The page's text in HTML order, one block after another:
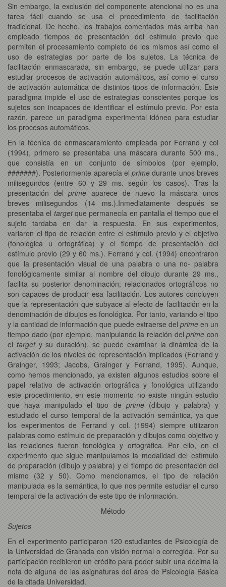
Sin embargo, la exclusión del componente atencional no es una
tarea fácil cuando se usa el procedimiento de facilitación
tradicional. De hecho, los trabajos comentados más arriba han
empleado tiempos de presentación del estímulo previo que
permiten el procesamiento completo de los mismos así como el
uso de estrategias por parte de los sujetos. La técnica de
facilitación enmascarada, sin embargo, se puede utilizar para
estudiar procesos de activación automáticos, así como el curso
de activación automática de distintos tipos de información. Este
paradigma impide el uso de estrategias conscientes porque los
sujetos son incapaces de identificar el estímulo previo. Por esta
razón, parece un paradigma experimental idóneo para estudiar
los procesos automáticos.
En la técnica de enmascaramiento empleada por Ferrand y col
(1994), primero se presentaba una máscara durante 500 ms.,
que consistía en un conjunto de símbolos (por ejemplo,
#######). Posteriormente aparecía elprime durante unos breves
milisegundos (entre 60 y 29 ms. según los casos). Tras la
presentación delprime aparece de nuevo la máscara unos
breves milisegundos (14 ms.).Inmediatamente después se
presentaba el targetque permanecía en pantalla el tiempo que el
sujeto tardaba en dar la respuesta. En sus experimentos,
variaron el tipo de relación entre el estímulo previo y el objetivo
(fonológica u ortográfica) y el tiempo de presentación del
estímulo previo (29 y 60 ms.). Ferrand y col. (1994) encontraron
que la presentación visual de una palabra o una no- palabra
fonológicamente similar al nombre del dibujo durante 29 ms.,
facilita su posterior denominación; relacionados ortográficos no
son capaces de producir esa facilitación. Los autores concluyen
que la representación que subyace al efecto de facilitación en la
denominación de dibujos es fonológica. Por tanto, variando el tipo
y la cantidad de información que puede extraerse del primeen un
tiempo dado (por ejemplo, manipulando la relación delprime con
el targety su duración), se puede examinar la dinámica de la
activación de los niveles de representación implicados (Ferrand y
Grainger, 1993; Jacobs, Grainger y Ferrand, 1995). Aunque,
como hemos mencionado, ya existen algunos estudios sobre el
papel relativo de activación ortográfica y fonológica utilizando
este procedimiento, en este momento no existe ningún estudio
que haya manipulado el tipo de prime(dibujo y palabra) y
estudiado el curso temporal de la activación semántica, ya que
los experimentos de Ferrand y col. (1994) siempre utilizaron
palabras como estímulo de preparación y dibujos como objetivo y
las relaciones fueron fonológica y ortográfica. Por ello, en el
experimento que sigue manipulamos la modalidad del estímulo
de preparación (dibujo y palabra) y el tiempo de presentación del
mismo (32 y 50). Como mencionamos, el tipo de relación
manipulada es la semántica, lo que nos permite estudiar el curso
temporal de la activación de este tipo de información.
Método
Sujetos
En el experimento participaron 120 estudiantes de Psicología de
la Universidad de Granada con visión normal o corregida. Por su
participación recibieron un crédito para poder subir una décima la
nota de alguna de las asignaturas del área de Psicología Básica
de la citada Universidad.